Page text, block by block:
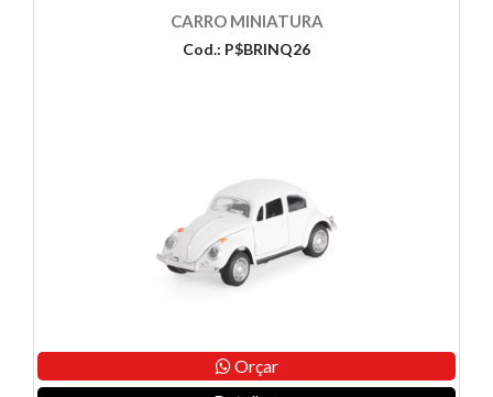
CARRO MINIATURA
Cod.: P$BRINQ26
Orçar